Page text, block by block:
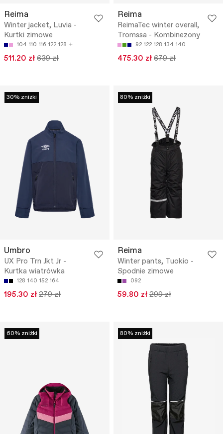
Reima
Winter jacket, Luvia -
Kurtki zimowe
104 110 116 122 128
511.20 zł 639 zł
Reima
ReimaTec winter overall,
Tromssa - Kombinezony
92 122 128 134 140
475.30 zł 679 zł
30% zniżki
Umbro
UX Pro Trn Jkt Jr -
Kurtka wiatrówka
128 140 152 164
195.30 zł 279 zł
80% zniżki
Reima
Winter pants, Tuokio -
Spodnie zimowe
092
59.80 zł 299 zł
60% zniżki 80% zniżki